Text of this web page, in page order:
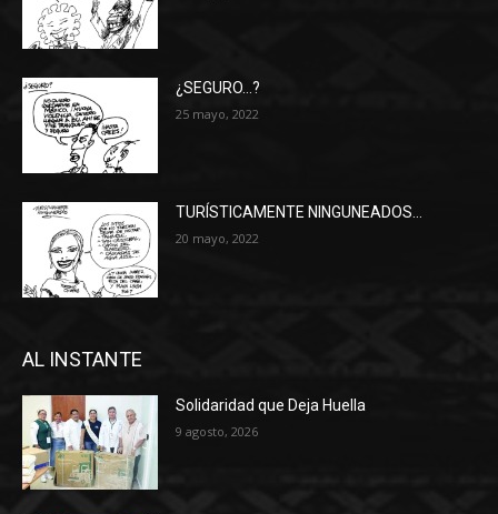
¿SEGURO…?
25 mayo, 2022
TURÍSTICAMENTE NINGUNEADOS…
20 mayo, 2022
AL INSTANTE
Solidaridad que Deja Huella
9 agosto, 2026